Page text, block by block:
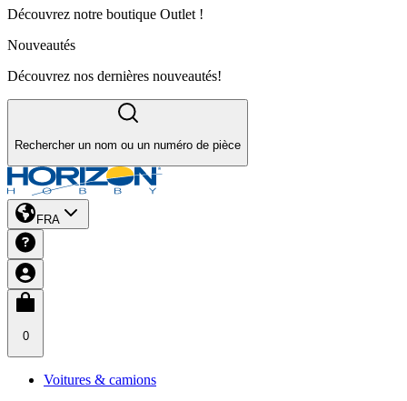
Découvrez notre boutique Outlet !
Nouveautés
Découvrez nos dernières nouveautés!
Rechercher un nom ou un numéro de pièce
FRA
0
Voitures & camions